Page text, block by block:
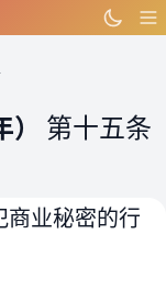
第十五条
业秘密的行